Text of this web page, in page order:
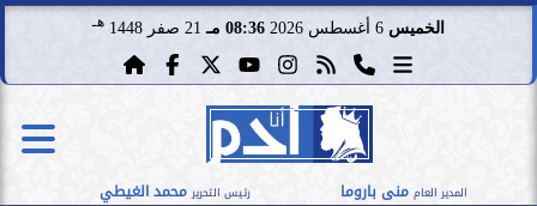
الخميس 08:36 مـ 21 صفر 1448 هـ
المدير العام منى باروما رئيس التحرير محمد الغيطي